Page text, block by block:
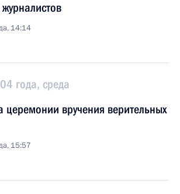
14:14
года, среда
церемонии вручения верительных
15:57